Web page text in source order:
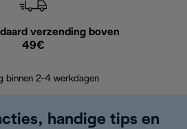
verzending boven
49€
binnen 2-4 werkdagen
handige tips en